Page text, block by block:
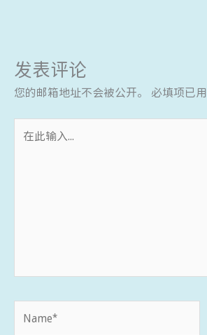
发表评论
您的邮箱地址不会被公开。 必填项已用